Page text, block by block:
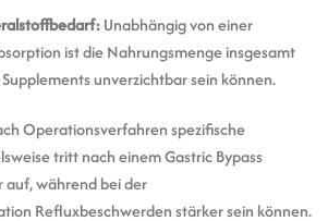
Unabhängig von einer
ist die Nahrungsmenge insgesamt
unverzichtbar sein können.
Operationsverfahren spezifische
tritt nach einem Gastric Bypass
auf, während bei der
Refluxbeschwerden stärker sein können.